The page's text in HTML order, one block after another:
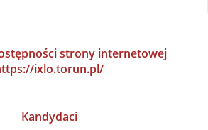
strony internetowej
ixlo.torun.pl/
Kandydaci